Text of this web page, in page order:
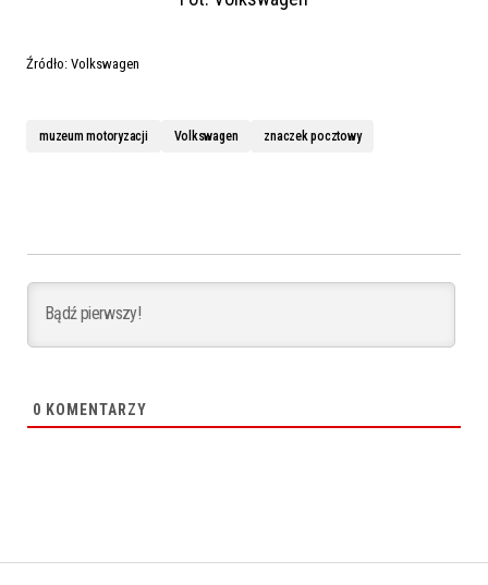
Źródło: Volkswagen
muzeum motoryzacji Volkswagen znaczek pocztowy
0 KOMENTARZY